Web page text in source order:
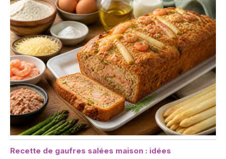
Recette de gaufres salées maison : idées